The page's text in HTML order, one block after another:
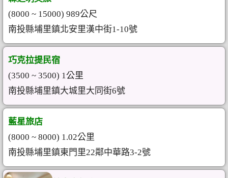
(8000 ~ 15000) 989公尺
南投縣埔里鎮北安里漢中街1-10號
巧克拉提民宿
(3500 ~ 3500) 1公里
南投縣埔里鎮大城里大同街6號
藍星旅店
(8000 ~ 8000) 1.02公里
南投縣埔里鎮東門里22鄰中華路3-2號